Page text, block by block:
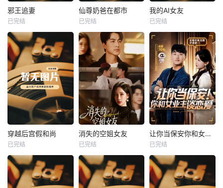
热播
邪王追妻
未知
邪王追妻
已完结
热播
未知
仙尊奶爸在都市
已完结
热播
我的AI女友
未知
我的AI女友
已完结
热播
未知
穿越后宫假和尚
已完结
热播
未知
消失的空姐女友
已完结
热播
未知
让你当保安你和女业主谈恋爱
已完结